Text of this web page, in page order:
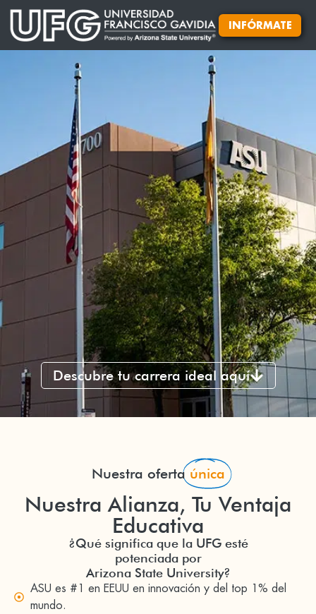
INFÓRMATE
Descubre tu carrera ideal aquí
Nuestra oferta única
Nuestra Alianza, Tu Ventaja
Educativa
¿Qué significa que la UFG esté
potenciada por
Arizona State University?
ASU es #1 en EEUU en innovación y del top 1% del
mundo.